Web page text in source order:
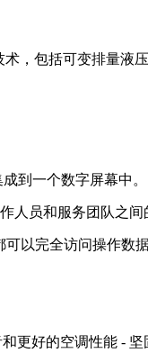
，包括可变排量液
到一个数字屏幕中。
人员和服务团队之间
以完全访问操作数据
更好的空调性能 - 坚